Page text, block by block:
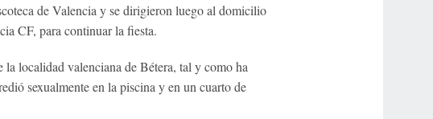
de Valencia y se dirigieron luego al domicilio
CF, para continuar la fiesta.
localidad valenciana de Bétera, tal y como ha
sexualmente en la piscina y en un cuarto de